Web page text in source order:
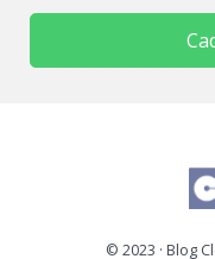
© 2023 · Blog